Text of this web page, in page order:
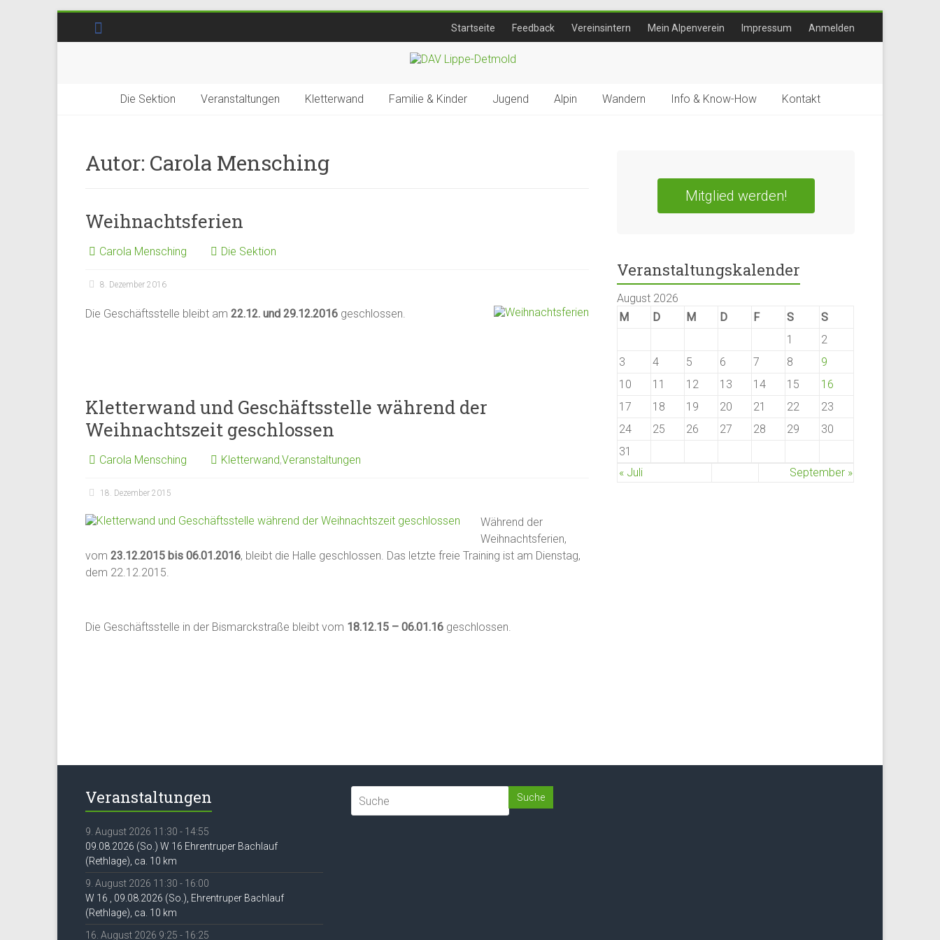
Startseite Feedback Vereinsintern Mein Alpenverein Impressum Anmelden
Die Sektion Veranstaltungen Kletterwand Familie & Kinder Jugend Alpin Wandern Info & Know-How Kontakt
Autor: Carola Mensching
Weihnachtsferien
Carola Mensching Die Sektion
8. Dezember 2016
Die Geschäftsstelle bleibt am 22.12. und 29.12.2016 geschlossen.
Kletterwand und Geschäftsstelle während der
Weihnachtszeit geschlossen
Carola Mensching Kletterwand,Veranstaltungen
18. Dezember 2015
Während der
Weihnachtsferien,
vom 23.12.2015 bis 06.01.2016, bleibt die Halle geschlossen. Das letzte freie Training ist am Dienstag,
dem 22.12.2015.
Die Geschäftsstelle in der Bismarckstraße bleibt vom 18.12.15 – 06.01.16 geschlossen.
Mitglied werden!
Veranstaltungskalender
August 2026
M
D M D F S
S
1
2
3
4 5 6 7 8
9
10
11 12 13 14 15
16
17
18 19 20 21 22
23
24
25 26 27 28 29
30
31
« Juli
September »
Veranstaltungen
9. August 2026 11:30 - 14:55
09.08.2026 (So.) W 16 Ehrentruper Bachlauf
(Rethlage), ca. 10 km
9. August 2026 11:30 - 16:00
W 16 , 09.08.2026 (So.), Ehrentruper Bachlauf
(Rethlage), ca. 10 km
16. August 2026 9:25 - 16:25